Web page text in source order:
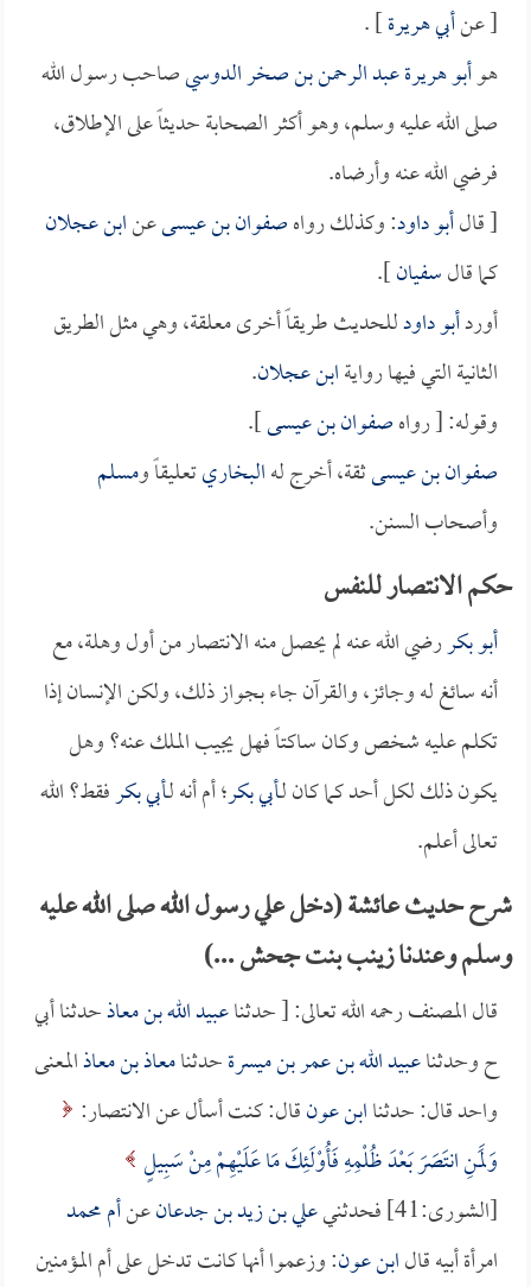
[ عنأبي هريرة] .
هوأبو هريرة عبد الرحمن بن صخر الدوسيصاحب رسول الله
صلى الله عليه وسلم، وهو أكثر الصحابة حديثاً على الإطلاق،
فرضي الله عنه وأرضاه.
[ قالأبو داود: وكذلك رواهصفوان بن عيسىعنابن عجلان
كما قالسفيان].
أوردأبو داودللحديث طريقاً أخرى معلقة، وهي مثل الطريق
الثانية التي فيها روايةابن عجلان.
وقوله: [ رواهصفوان بن عيسى].
صفوان بن عيسىثقة، أخرج لهالبخاريتعليقاً ومسلم
وأصحاب السنن.
حكم الانتصار للنفس
أبو بكررضي الله عنه لم يحصل منه الانتصار من أول وهلة، مع
أنه سائغ له وجائز، والقرآن جاء بجواز ذلك، ولكن الإنسان إذا
تكلم عليه شخص وكان ساكتاً فهل يجيب الملك عنه؟ وهل
يكون ذلك لكل أحد كما كان لـأبي بكر؛ أم أنه لـأبي بكرفقط؟ الله
تعالى أعلم.
شرح حديث عائشة (دخل علي رسول الله صلى الله عليه
وسلم وعندنا زينب بنت جحش ...)
قال المصنف رحمه الله تعالى: [ حدثناعبيد الله بن معاذحدثنا أبي
ح وحدثناعبيد الله بن عمر بن ميسرةحدثنامعاذ بن معاذالمعنى
واحد قال: حدثناابن عونقال: كنت أسأل عن الانتصار:
وَلَمَنِ انتَصَرَ بَعْدَ ظُلْمِهِ فَأُوْلَئِكَ مَا عَلَيْهِمْ مِنْ سَبِيلٍ
[الشورى:41] فحدثني
علي بن زيد بن جدعانعنأم محمد
امرأة أبيه قالابن عون: وزعموا أنها كانت تدخل على أم المؤمنين